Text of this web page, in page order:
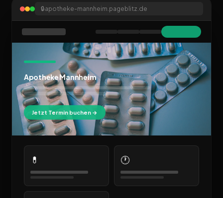
🔒apotheke-mannheim.pageblitz.de
Apotheke Mannheim
Jetzt Termin buchen →
💊 🕐